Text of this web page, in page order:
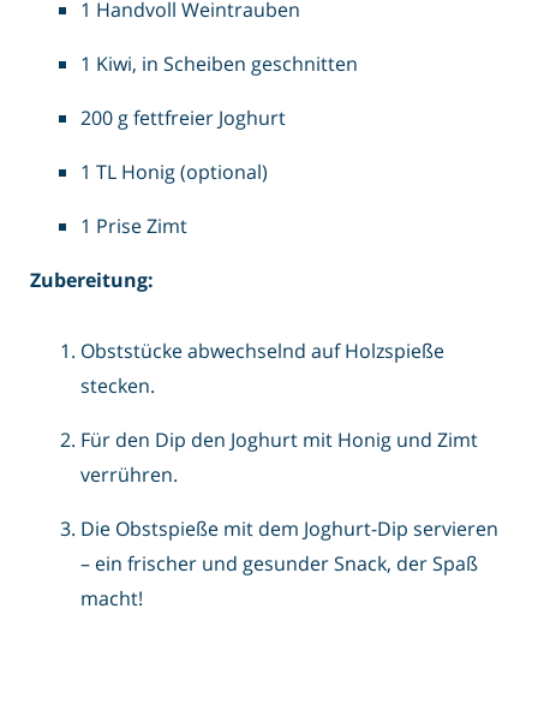
1 Handvoll Weintrauben
1 Kiwi, in Scheiben geschnitten
200 g fettfreier Joghurt
1 TL Honig (optional)
1 Prise Zimt
Zubereitung:
Obststücke abwechselnd auf Holzspieße
stecken.
Für den Dip den Joghurt mit Honig und Zimt
verrühren.
Die Obstspieße mit dem Joghurt-Dip servieren
– ein frischer und gesunder Snack, der Spaß
macht!